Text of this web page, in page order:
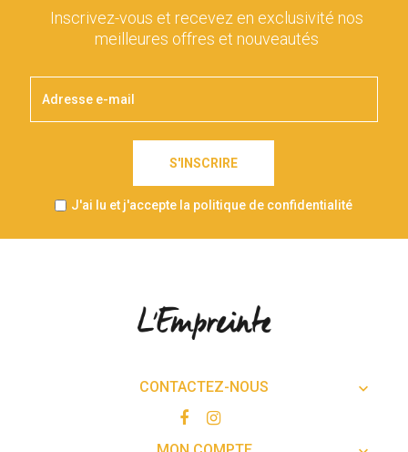
Inscrivez-vous et recevez en exclusivité nos
meilleures offres et nouveautés
S'INSCRIRE
J'ai lu et j'accepte la politique de confidentialité
CONTACTEZ-NOUS 